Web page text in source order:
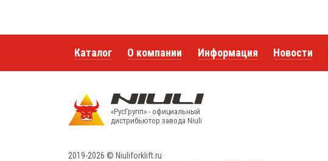
Каталог О компании Информация Новости
«РусГрупп» - официальный
диcтрибьютор завода Niuli
2019-2026 © Niuliforklift.ru